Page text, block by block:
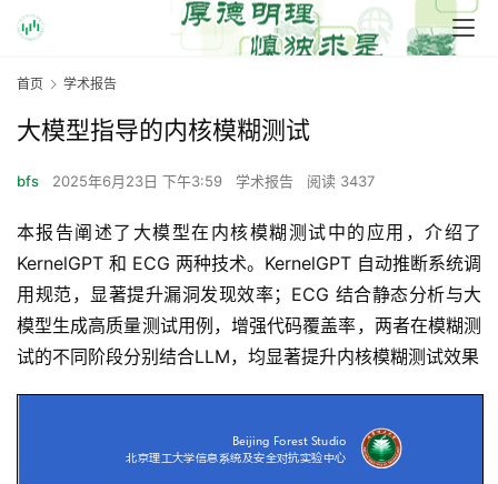
首页 学术报告
大模型指导的内核模糊测试
bfs 2025年6月23日 下午3:59 学术报告 阅读 3437
本报告阐述了大模型在内核模糊测试中的应用，介绍了
KernelGPT 和 ECG 两种技术。KernelGPT 自动推断系统调
用规范，显著提升漏洞发现效率；ECG 结合静态分析与大
模型生成高质量测试用例，增强代码覆盖率，两者在模糊测
试的不同阶段分别结合LLM，均显著提升内核模糊测试效果